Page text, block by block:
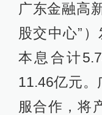
广东金融高
股交中心”
本息合计
11.46亿元
服合作，将